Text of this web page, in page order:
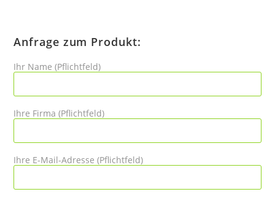
Anfrage zum Produkt:
Ihr Name (Pflichtfeld)
Ihre Firma (Pflichtfeld)
Ihre E-Mail-Adresse (Pflichtfeld)